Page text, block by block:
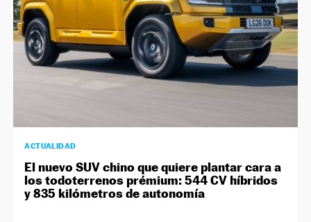
ACTUALIDAD
El nuevo SUV chino que quiere plantar cara a
los todoterrenos prémium: 544 CV híbridos
y 835 kilómetros de autonomía